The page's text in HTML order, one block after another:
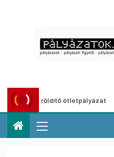
ötletpályázat